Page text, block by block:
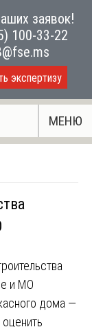
заявок!
100-33-22
экспертизу
МЕНЮ
дома —